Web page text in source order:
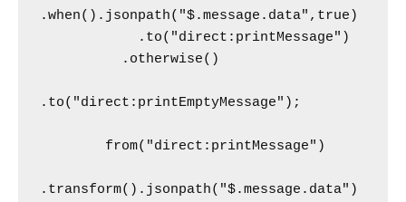
.when().jsonpath("$.message.data",true)
.to("direct:printEmptyMessage");
.transform().jsonpath("$.message.data")